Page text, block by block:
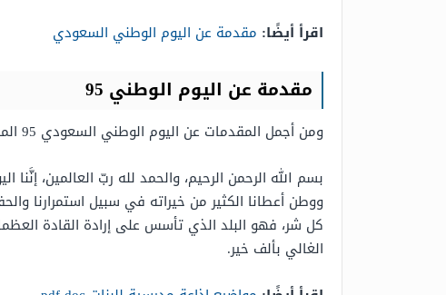
اقرأ أيضًا: مقدمة عن اليوم الوطني السعودي
مقدمة عن اليوم الوطني 95
ومن أجمل المقدمات عن اليوم الوطني السعودي 95 المقدمة الآتية:
بسم الله الرحمن الرحيم، والحمد لله ربّ العالمين،
ووطن أعطانا الكثير من خيراته في سبيل استمرارنا
كل شر، فهو البلد الذي تأسس على إرادة القادة
الغالي بألف خير.